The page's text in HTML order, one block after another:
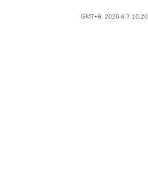
GMT+8, 2026-8-7 10:20